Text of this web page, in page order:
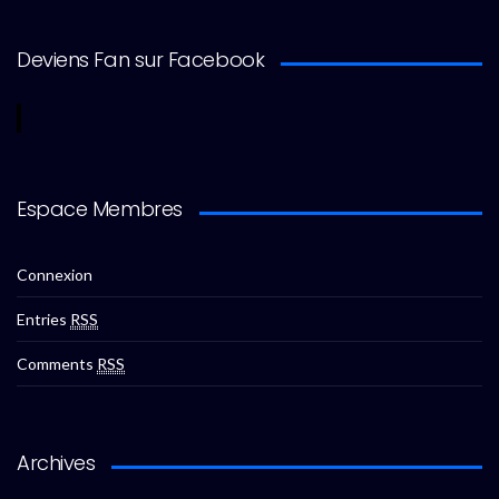
Deviens Fan sur Facebook
Espace Membres
Connexion
Entries RSS
Comments RSS
Archives